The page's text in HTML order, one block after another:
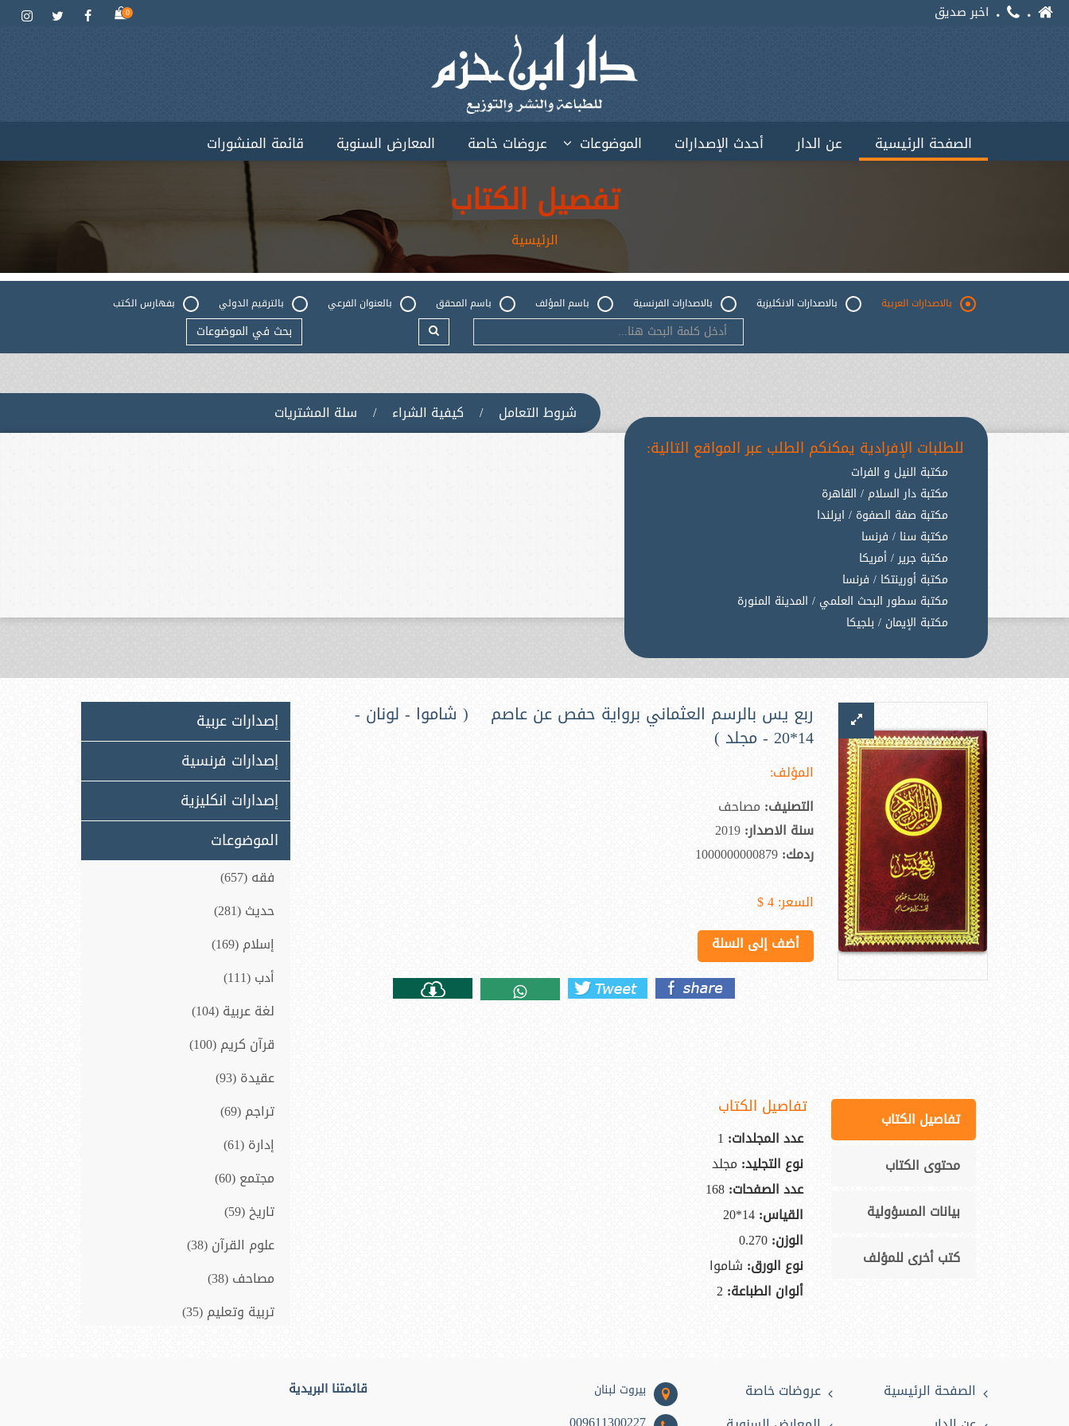
0 اخبر صديق
الصفحة الرئيسية عن الدار أحدث الإصدارات الموضوعات عروضات خاصة المعارض السنوية قائمة المنشورات
تفصيل الكتاب
الرئيسية
بالاصدارات العربية بالاصدارات الانكليزية بالاصدارات الفرنسية باسم المؤلف باسم المحقق بالعنوان الفرعي بالترقيم الدولي بفهارس الكتب
بحث في الموضوعات
شروط التعامل / كيفية الشراء / سلة المشتريات
للطلبات الإفرادية يمكنكم الطلب عبر المواقع التالية:
مكتبة النيل و الفرات
مكتبة دار السلام / القاهرة
مكتبة صفة الصفوة / ايرلندا
مكتبة سنا / فرنسا
مكتبة جرير / أمريكا
مكتبة أورينتكا / فرنسا
مكتبة سطور البحث العلمي / المدينة المنورة
مكتبة الإيمان / بلجيكا
ربع يس بالرسم العثماني برواية حفص عن عاصم ( شاموا - لونان -
14*20 - مجلد )
المؤلف:
التصنيف: مصاحف
سنة الاصدار:2019
ردمك:1000000000879
السعر:4 $
أضف إلى السلة
تفاصيل الكتاب
محتوى الكتاب
بيانات المسؤولية
كتب أخرى للمؤلف
تفاصيل الكتاب
عدد المجلدات: 1
نوع التجليد:مجلد
عدد الصفحات:168
القياس:14*20
الوزن:0.270
نوع الورق: شاموا
ألوان الطباعة:2
إصدارات عربية
إصدارات فرنسية
إصدارات انكليزية
الموضوعات
فقه (657)
حديث (281)
إسلام (169)
أدب (111)
لغة عربية (104)
قرآن كريم (100)
عقيدة (93)
تراجم (69)
إدارة (61)
مجتمع (60)
تاريخ (59)
علوم القرآن (38)
مصاحف (38)
تربية وتعليم (35)
قائمتنا البريدية بيروت لبنان
عروضات خاصة
الصفحة الرئيسية